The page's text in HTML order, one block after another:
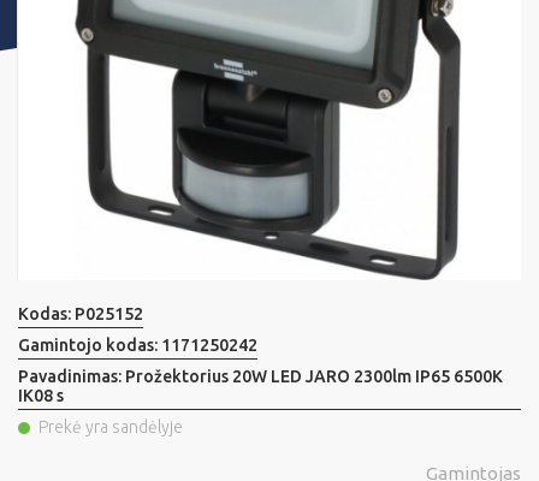
Kodas: P025152
Gamintojo kodas: 1171250242
Pavadinimas: Prožektorius 20W LED JARO 2300lm IP65 6500K
IK08 s
Prekė yra sandėlyje
Gamintojas